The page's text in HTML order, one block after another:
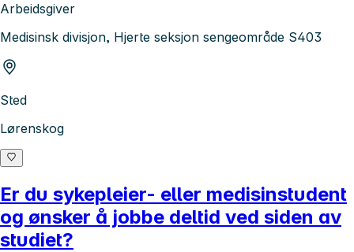
Arbeidsgiver
Medisinsk divisjon, Hjerte seksjon sengeområde S403
Sted
Lørenskog
Er du sykepleier- eller medisinstudent
og ønsker å jobbe deltid ved siden av
studiet?